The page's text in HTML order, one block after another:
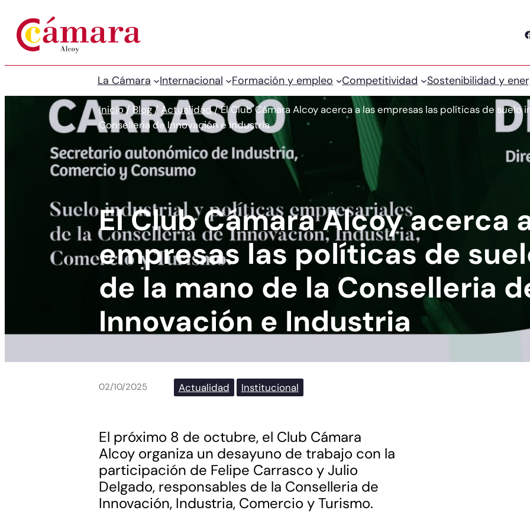
Facebook
La Cámara Internacional Formación y empleo Competitividad Sostenibilidad y
Inicio/ Blog/ Actualidad/El Club Cámara Alcoy acerca a las empresas las políticas de suelo
Conselleria de Innovación e Industria
El Club Cámara Alcoy acerca
empresas las políticas de
de la mano de la Conselleria
Innovación e Industria
02/10/2025 Actualidad Institucional
El próximo 8 de octubre, el Club Cámara
Alcoy organiza un desayuno de trabajo con la
participación de Felipe Carrasco y Julio
Delgado, responsables de la Conselleria de
Innovación, Industria, Comercio y Turismo.